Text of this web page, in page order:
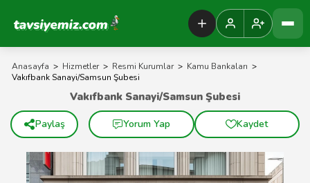
Tavsiyemiz Anasayfa
Anasayfa > Hizmetler > Resmi Kurumlar > Kamu Bankaları >
Vakıfbank Sanayi/Samsun Şubesi
Vakıfbank Sanayi/Samsun Şubesi
Paylaş Yorum Yap Kaydet